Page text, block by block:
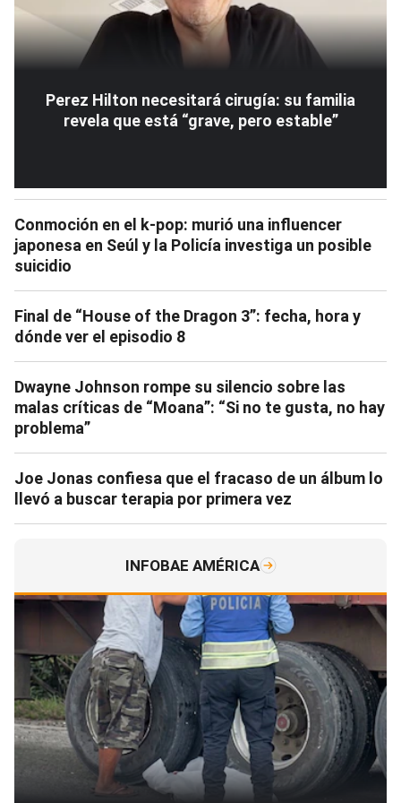
Perez Hilton necesitará cirugía: su familia
revela que está “grave, pero estable”
Conmoción en el k-pop: murió una influencer
japonesa en Seúl y la Policía investiga un posible
suicidio
Final de “House of the Dragon 3”: fecha, hora y
dónde ver el episodio 8
Dwayne Johnson rompe su silencio sobre las
malas críticas de “Moana”: “Si no te gusta, no hay
problema”
Joe Jonas confiesa que el fracaso de un álbum lo
llevó a buscar terapia por primera vez
INFOBAE AMÉRICA